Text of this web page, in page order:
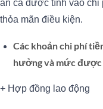
ăn ca được tính vào chi
thỏa mãn điều kiện.
Các khoản chi phí
hưởng và mức được
+ Hợp đồng lao động